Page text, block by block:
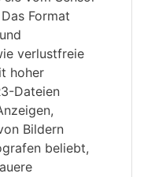
Format
verlustfreie
hoher
Dateien
Bildern
beliebt,